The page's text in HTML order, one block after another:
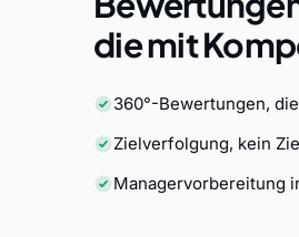
die mit
360°-Bewertungen,
Zielverfolgung, kein
Managervorbereitung